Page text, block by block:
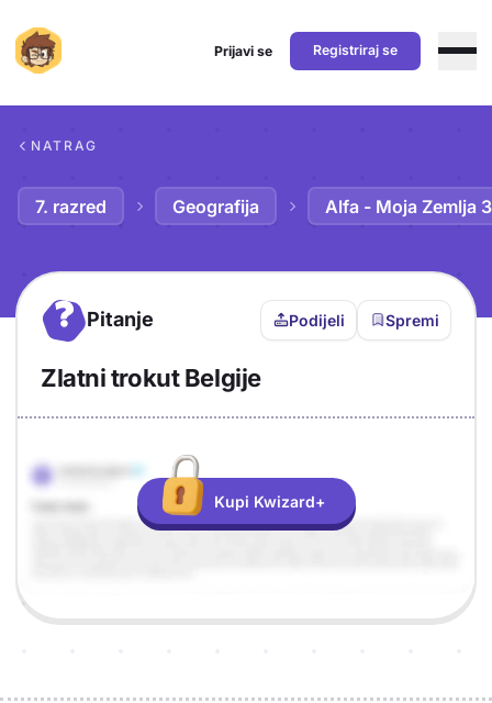
Prijavi se Registriraj se
NATRAG
7. razred Geografija Alfa - Moja Zemlja 3
? Pitanje Podijeli Spremi
Zlatni trokut Belgije
Odgovor
Objašnjenje
Kupi Kwizard+